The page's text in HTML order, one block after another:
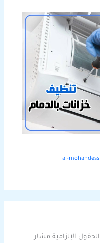
al-mohandess
الحقول الإلزامية مشار